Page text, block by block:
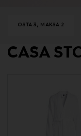
OSTA 3, MAKSA 2
CASA